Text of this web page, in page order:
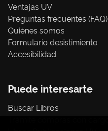
Ventajas UV
Preguntas frecuentes (FAQ)
Quiénes somos
Formulario desistimiento
Accesibilidad
Puede interesarte
Buscar Libros